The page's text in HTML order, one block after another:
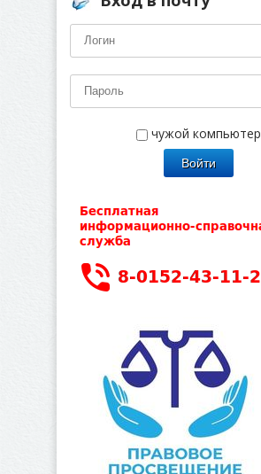
чужой компьютер